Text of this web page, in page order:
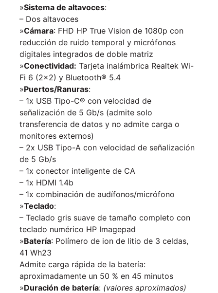
»Sistema de altavoces:
– Dos altavoces
»Cámara: FHD HP True Vision de 1080p con
reducción de ruido temporal y micrófonos
digitales integrados de doble matriz
»Conectividad: Tarjeta inalámbrica Realtek Wi-
Fi 6 (2×2) y Bluetooth® 5.4
»Puertos/Ranuras:
– 1x USB Tipo-C® con velocidad de
señalización de 5 Gb/s (admite solo
transferencia de datos y no admite carga o
monitores externos)
– 2x USB Tipo-A con velocidad de señalización
de 5 Gb/s
– 1x conector inteligente de CA
– 1x HDMI 1.4b
– 1x combinación de audífonos/micrófono
»Teclado:
– Teclado gris suave de tamaño completo con
teclado numérico HP Imagepad
»Batería: Polímero de ion de litio de 3 celdas,
41 Wh23
Admite carga rápida de la batería:
aproximadamente un 50 % en 45 minutos
»Duración de batería: (valores aproximados)